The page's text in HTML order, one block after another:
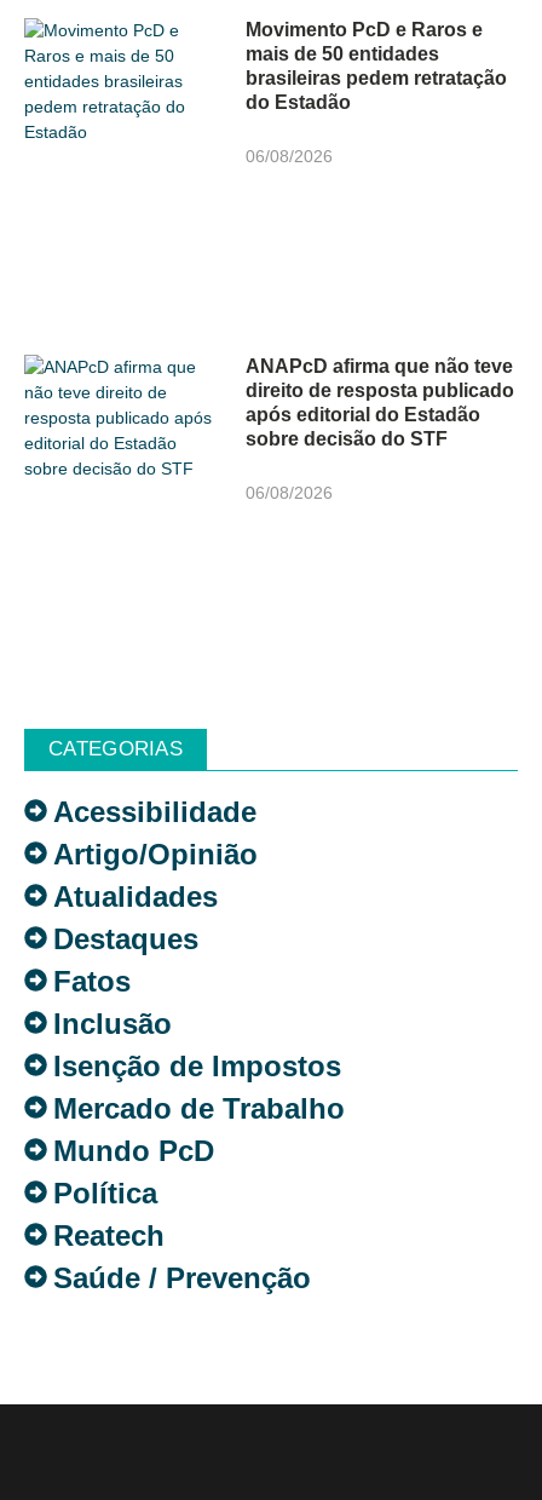
Movimento PcD e Raros e
mais de 50 entidades
brasileiras pedem retratação
do Estadão
06/08/2026
ANAPcD afirma que não teve
direito de resposta publicado
após editorial do Estadão
sobre decisão do STF
06/08/2026
CATEGORIAS
Acessibilidade
Artigo/Opinião
Atualidades
Destaques
Fatos
Inclusão
Isenção de Impostos
Mercado de Trabalho
Mundo PcD
Política
Reatech
Saúde / Prevenção